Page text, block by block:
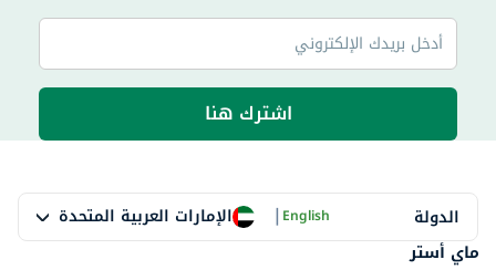
اشترك هنا
الدولة الإمارات العربية المتحدة |English
ماي أستر